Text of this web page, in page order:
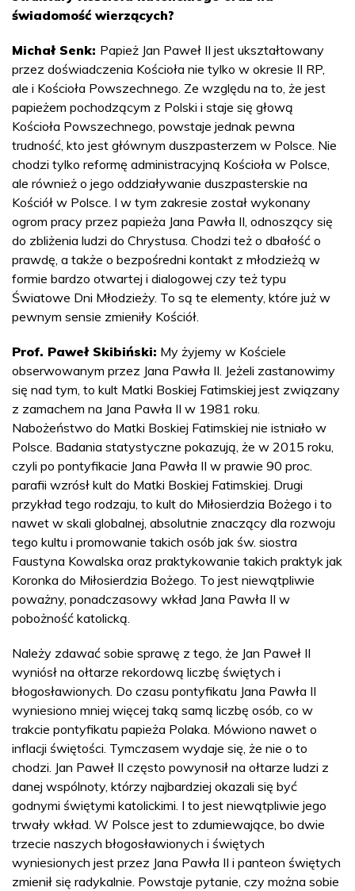
świadomość wierzących?
Michał Senk: Papież Jan Paweł II jest ukształtowany
przez doświadczenia Kościoła nie tylko w okresie II RP,
ale i Kościoła Powszechnego. Ze względu na to, że jest
papieżem pochodzącym z Polski i staje się głową
Kościoła Powszechnego, powstaje jednak pewna
trudność, kto jest głównym duszpasterzem w Polsce. Nie
chodzi tylko reformę administracyjną Kościoła w Polsce,
ale również o jego oddziaływanie duszpasterskie na
Kościół w Polsce. I w tym zakresie został wykonany
ogrom pracy przez papieża Jana Pawła II, odnoszący się
do zbliżenia ludzi do Chrystusa. Chodzi też o dbałość o
prawdę, a także o bezpośredni kontakt z młodzieżą w
formie bardzo otwartej i dialogowej czy też typu
Światowe Dni Młodzieży. To są te elementy, które już w
pewnym sensie zmieniły Kościół.
Prof. Paweł Skibiński: My żyjemy w Kościele
obserwowanym przez Jana Pawła II. Jeżeli zastanowimy
się nad tym, to kult Matki Boskiej Fatimskiej jest związany
z zamachem na Jana Pawła II w 1981 roku.
Nabożeństwo do Matki Boskiej Fatimskiej nie istniało w
Polsce. Badania statystyczne pokazują, że w 2015 roku,
czyli po pontyfikacie Jana Pawła II w prawie 90 proc.
parafii wzrósł kult do Matki Boskiej Fatimskiej. Drugi
przykład tego rodzaju, to kult do Miłosierdzia Bożego i to
nawet w skali globalnej, absolutnie znaczący dla rozwoju
tego kultu i promowanie takich osób jak św. siostra
Faustyna Kowalska oraz praktykowanie takich praktyk jak
Koronka do Miłosierdzia Bożego. To jest niewątpliwie
poważny, ponadczasowy wkład Jana Pawła II w
pobożność katolicką.
Należy zdawać sobie sprawę z tego, że Jan Paweł II
wyniósł na ołtarze rekordową liczbę świętych i
błogosławionych. Do czasu pontyfikatu Jana Pawła II
wyniesiono mniej więcej taką samą liczbę osób, co w
trakcie pontyfikatu papieża Polaka. Mówiono nawet o
inflacji świętości. Tymczasem wydaje się, że nie o to
chodzi. Jan Paweł II często powynosił na ołtarze ludzi z
danej wspólnoty, którzy najbardziej okazali się być
godnymi świętymi katolickimi. I to jest niewątpliwie jego
trwały wkład. W Polsce jest to zdumiewające, bo dwie
trzecie naszych błogosławionych i świętych
wyniesionych jest przez Jana Pawła II i panteon świętych
zmienił się radykalnie. Powstaje pytanie, czy można sobie